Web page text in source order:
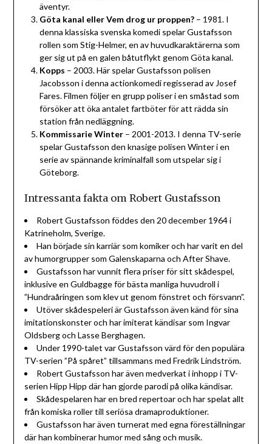
äventyr.
Göta kanal eller Vem drog ur proppen? – 1981. I
denna klassiska svenska komedi spelar Gustafsson
rollen som Stig-Helmer, en av huvudkaraktärerna som
ger sig ut på en galen båtutflykt genom Göta kanal.
Kopps – 2003. Här spelar Gustafsson polisen
Jacobsson i denna actionkomedi regisserad av Josef
Fares. Filmen följer en grupp poliser i en småstad som
försöker att öka antalet fartböter för att rädda sin
station från nedläggning.
Kommissarie Winter– 2001-2013. I denna TV-serie
spelar Gustafsson den knasige polisen Winter i en
serie av spännande kriminalfall som utspelar sig i
Göteborg.
Intressanta fakta om Robert Gustafsson
Robert Gustafsson föddes den 20 december 1964 i
Katrineholm, Sverige.
Han började sin karriär som komiker och har varit en del
av humorgrupper som Galenskaparna och After Shave.
Gustafsson har vunnit flera priser för sitt skådespel,
inklusive en Guldbagge för bästa manliga huvudroll i
”Hundraåringen som klev ut genom fönstret och försvann”.
Utöver skådespeleri är Gustafsson även känd för sina
imitationskonster och har imiterat kändisar som Ingvar
Oldsberg och Lasse Berghagen.
Under 1990-talet var Gustafsson värd för den populära
TV-serien ”På spåret” tillsammans med Fredrik Lindström.
Robert Gustafsson har även medverkat i inhopp i TV-
serien Hipp Hipp där han gjorde parodi på olika kändisar.
Skådespelaren har en bred repertoar och har spelat allt
från komiska roller till seriösa dramaproduktioner.
Gustafsson har även turnerat med egna föreställningar
där han kombinerar humor med sång och musik.